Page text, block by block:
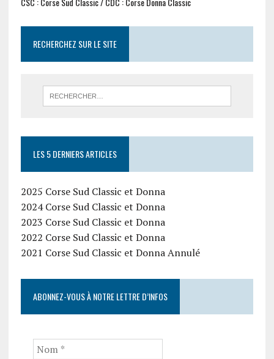
RECHERCHEZ SUR LE SITE
LES 5 DERNIERS ARTICLES
2025 Corse Sud Classic et Donna
2024 Corse Sud Classic et Donna
2023 Corse Sud Classic et Donna
2022 Corse Sud Classic et Donna
2021 Corse Sud Classic et Donna Annulé
ABONNEZ-VOUS À NOTRE LETTRE D’INFOS